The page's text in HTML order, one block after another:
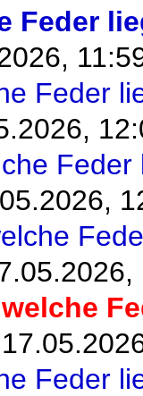
Feder
Feder
welche
Feder